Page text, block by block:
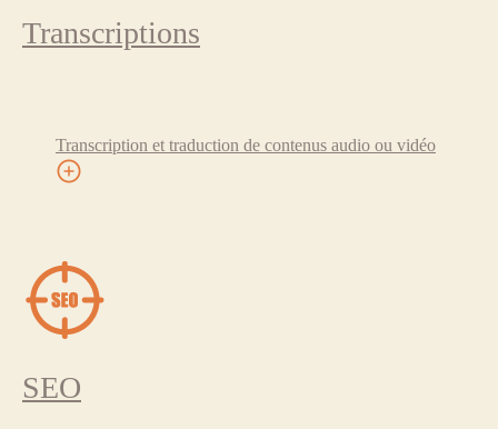
Transcriptions
Transcription et traduction de contenus audio ou vidéo
SEO